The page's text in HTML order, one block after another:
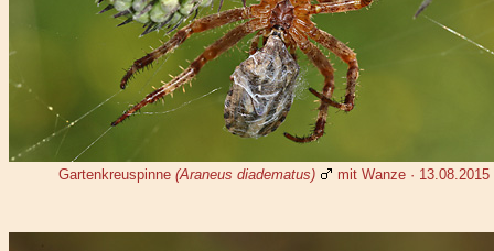
Gartenkreuspinne (Araneus diadematus) mit Wanze · 13.08.2015